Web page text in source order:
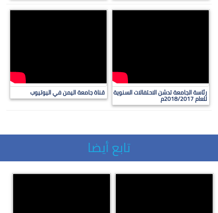
رئاسة الجامعة تدشن الاحتفالات السنوية
للعام 2018/2017م
قناة جامعة اليمن في اليوتيوب
تابع أيضا